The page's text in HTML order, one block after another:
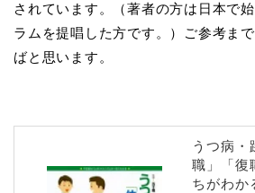
されています。（著者の方は日本で
ラムを提唱した方です。）ご参考ま
ばと思います。
うつ病・
職」「復
ちがわか